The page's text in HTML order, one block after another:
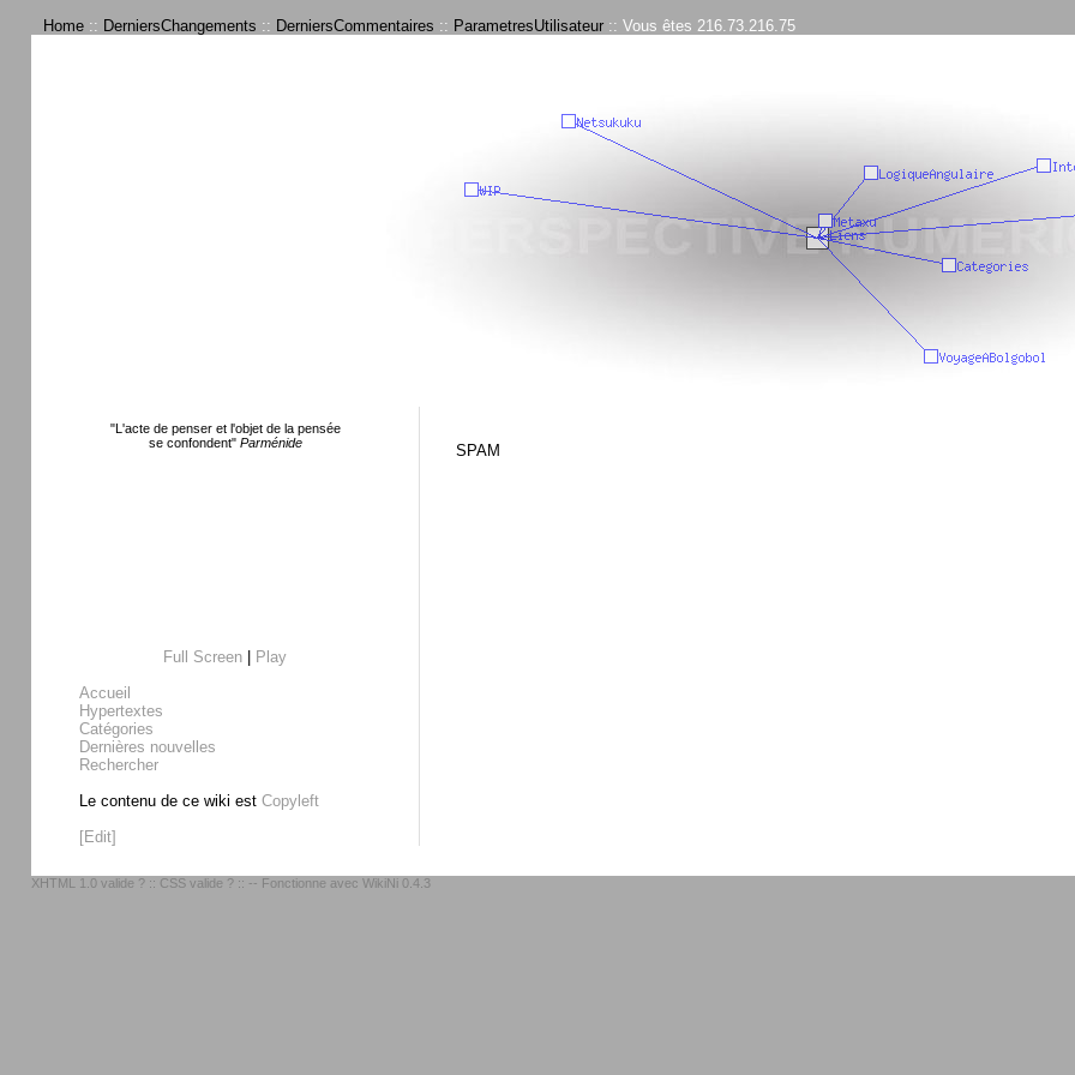
Home :: DerniersChangements :: DerniersCommentaires :: ParametresUtilisateur :: Vous êtes 216.73.216.75
"L'acte de penser et l'objet de la pensée
se confondent"Parménide
Full Screen
Play
Accueil
Hypertextes
Catégories
Dernières nouvelles
Rechercher
Le contenu de ce wiki est Copyleft
[Edit]
SPAM
XHTML 1.0 valide ? :: CSS valide ? :: -- Fonctionne avec WikiNi 0.4.3